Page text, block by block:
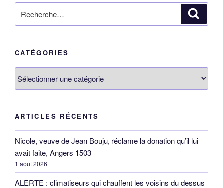
pour
CATÉGORIES
ARTICLES RÉCENTS
Nicole, veuve de Jean Bouju, réclame la donation qu’il lui
avait faite, Angers 1503
1 août 2026
ALERTE : climatiseurs qui chauffent les voisins du dessus